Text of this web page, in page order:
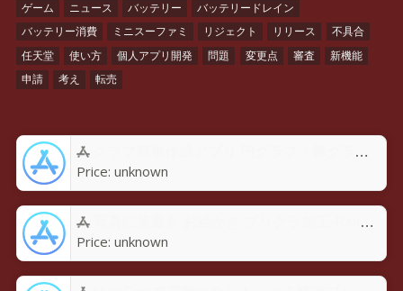
ゲーム
ニュース バッテリー
バッテリードレイン
バッテリー消費
ミニスーファミ リジェクト リリース
不具合
任天堂
使い方 個人アプリ開発 問題 変更点 審査
新機能
申請
考え 転売
グラフ簡単作成アプリ 円グラフ・棒グラフ・折れ線GraPhoアプリ - App Store
Price: unknown
写真に落書き お絵かき プリクラ加工-Rakugaky-アプリ - App Store
Price: unknown